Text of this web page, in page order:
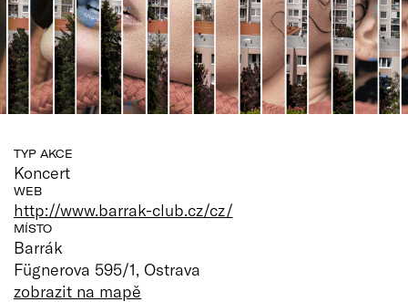
TYP AKCE
Koncert
WEB
http://www.barrak-club.cz/cz/
MÍSTO
Barrák
Fügnerova 595/1, Ostrava
zobrazit na mapě